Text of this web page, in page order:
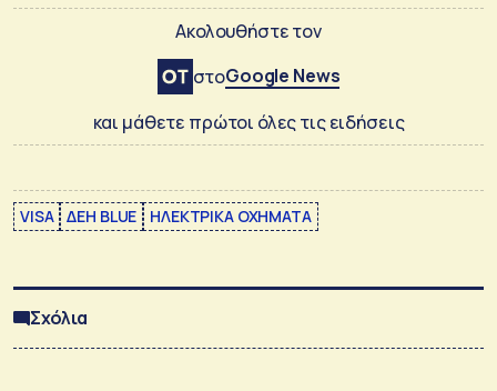
Ακολουθήστε τον
στοGoogle News
και μάθετε πρώτοι όλες τις ειδήσεις
VISA ΔΕΗ BLUE ΗΛΕΚΤΡΙΚΑ ΟΧΗΜΑΤΑ
Σχόλια